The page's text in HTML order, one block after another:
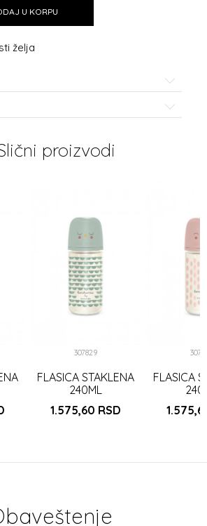
U KORPU
želja
proizvodi
307829
FLASICA STAKLENA
240ML
1.575,60 RSD
FLASICA